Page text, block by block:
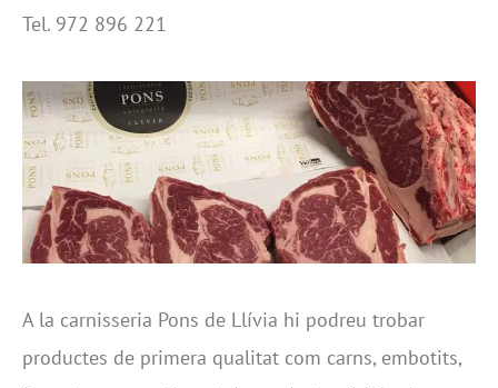
Tel. 972 896 221
A la carnisseria Pons de Llívia hi podreu trobar
productes de primera qualitat com carns, embotits,